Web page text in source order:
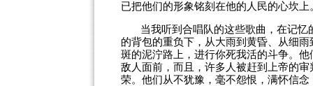
已把他们的形象铭刻在他的人民的心坎
当我听到合唱队的这些歌曲，在记
的背包的重负下，从大雨到黄昏、从细
斑的泥泞路上，进行你死我活的斗争。
敌人面前，而且，许多人被赶到上帝的
荣。他们从不犹豫，毫不怨恨，满怀信